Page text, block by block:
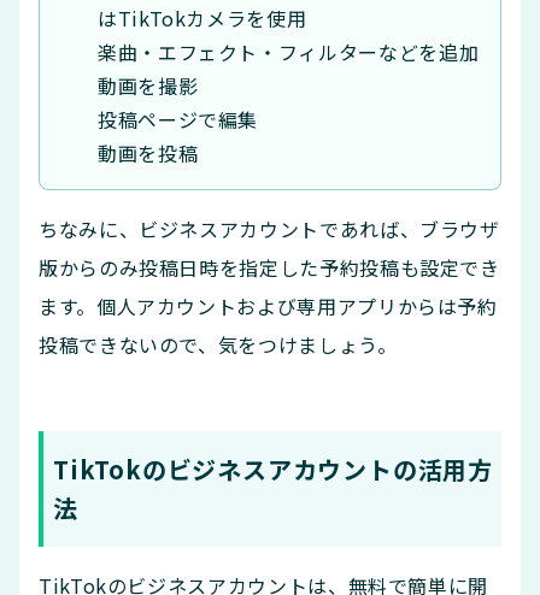
はTikTokカメラを使用
楽曲・エフェクト・フィルターなどを追加
動画を撮影
投稿ページで編集
動画を投稿
ちなみに、ビジネスアカウントであれば、ブラウザ
版からのみ投稿日時を指定した予約投稿も設定でき
ます。個人アカウントおよび専用アプリからは予約
投稿できないので、気をつけましょう。
TikTokのビジネスアカウントの活用方
法
TikTokのビジネスアカウントは、無料で簡単に開